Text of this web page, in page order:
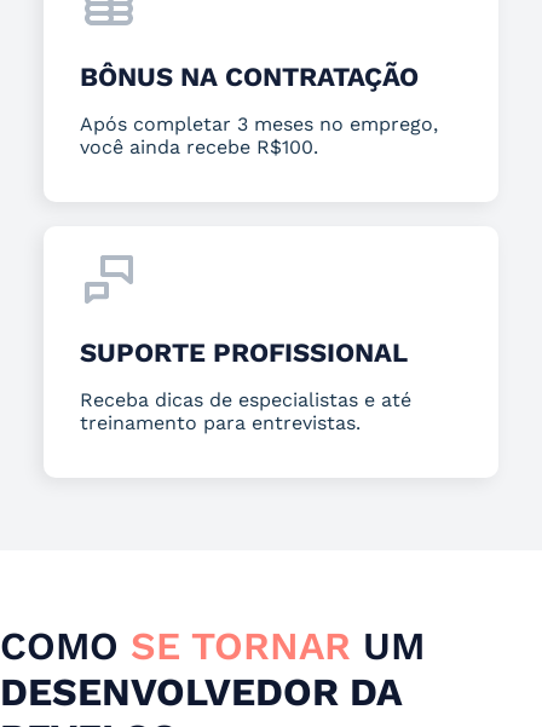
BÔNUS NA CONTRATAÇÃO
Após completar 3 meses no emprego,
você ainda recebe R$100.
SUPORTE PROFISSIONAL
Receba dicas de especialistas e até
treinamento para entrevistas.
COMO SE TORNAR UM
DESENVOLVEDOR DA